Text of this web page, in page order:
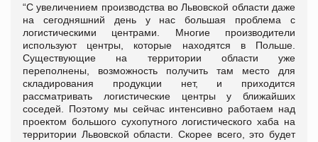
“С увеличением производства во Львовской области даже
на сегодняшний день у нас большая проблема с
логистическими центрами. Многие производители
используют центры, которые находятся в Польше.
Существующие на территории области уже
переполнены, возможность получить там место для
складирования продукции нет, и приходится
рассматривать логистические центры у ближайших
соседей. Поэтому мы сейчас интенсивно работаем над
проектом большого сухопутного логистического хаба на
территории Львовской области. Скорее всего, это будет